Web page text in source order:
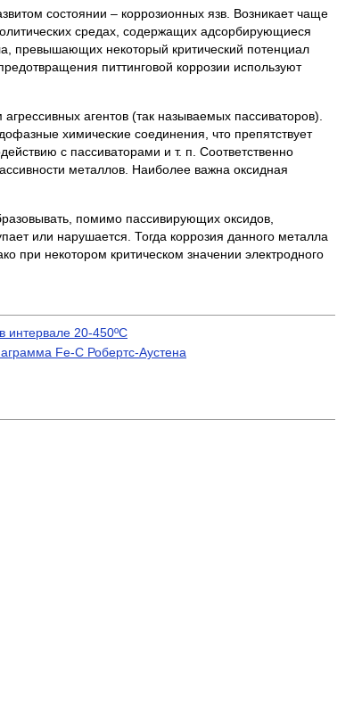
состоянии – коррозионных язв. Возникает чаще
средах, содержащих адсорбирующиеся
превышающих некоторый критический потенциал
питтинговой коррозии используют
агентов (так называемых пассиваторов).
химические соединения, что препятствует
с пассиваторами и т. п. Соответственно
металлов. Наиболее важна оксидная
помимо пассивирующих оксидов,
или нарушается. Тогда коррозия данного металла
при некотором критическом значении электродного
интервале 20-450ºС
Fe-С Робертс-Аустена